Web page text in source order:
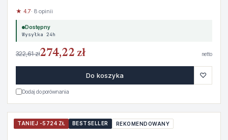
★ 4.7· 8 opinii
Dostępny
Wysyłka 24h
322,61 zł274,22 zł netto
Do koszyka ♡
Dodaj do porównania
TANIEJ -5724 ZŁ BESTSELLER REKOMENDOWANY